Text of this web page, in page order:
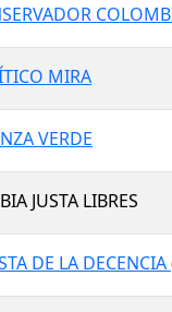
MIRA
VERDE
JUSTA LIBRES
DE LA